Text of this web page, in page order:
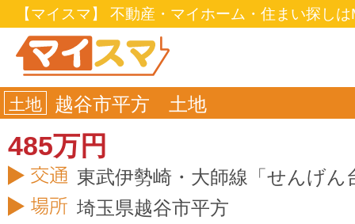
【マイスマ】 不動産・マイホーム・住まい探し
土地 越谷市平方 土地
485万円
東武伊勢崎・大師線「せんげん
埼玉県越谷市平方